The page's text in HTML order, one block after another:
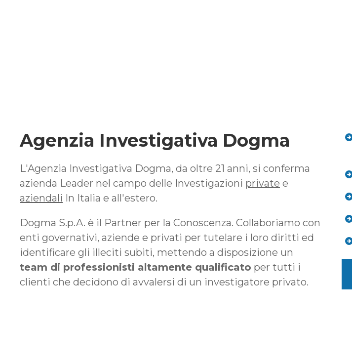
Agenzia Investigativa Dogma
L'Agenzia Investigativa Dogma, da oltre 21 anni, si conferma
azienda Leader nel campo delle Investigazioni private e
aziendali In Italia e all'estero.
Dogma S.p.A. è il Partner per la Conoscenza. Collaboriamo con
enti governativi, aziende e privati per tutelare i loro diritti ed
identificare gli illeciti subiti, mettendo a disposizione un
team di professionisti altamente qualificato per tutti i
clienti che decidono di avvalersi di un investigatore privato.